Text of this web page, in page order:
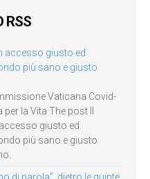
RSS
accesso giusto ed
più sano e giusto
Vaticana Covid-
la Vita The post Il
giusto ed
più sano e giusto